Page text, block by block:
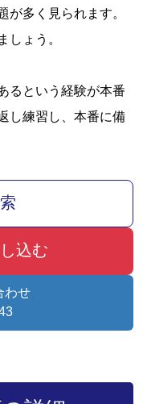
が多く見られます。
しょう。
るという経験が本番
し練習し、本番に備
込む
わせ